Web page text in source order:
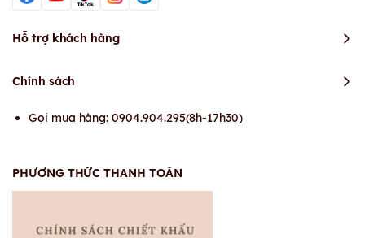
Hỗ trợ khách hàng
Chính sách
Gọi mua hàng: 0904.904.295(8h-17h30)
PHƯƠNG THỨC THANH TOÁN